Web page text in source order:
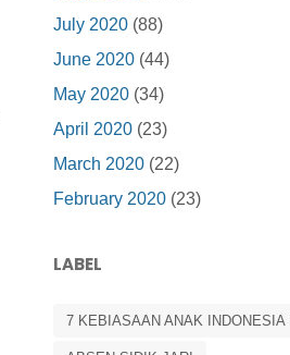
July 2020 (88)
June 2020 (44)
May 2020 (34)
April 2020 (23)
March 2020 (22)
February 2020 (23)
LABEL
7 KEBIASAAN ANAK INDONESIA